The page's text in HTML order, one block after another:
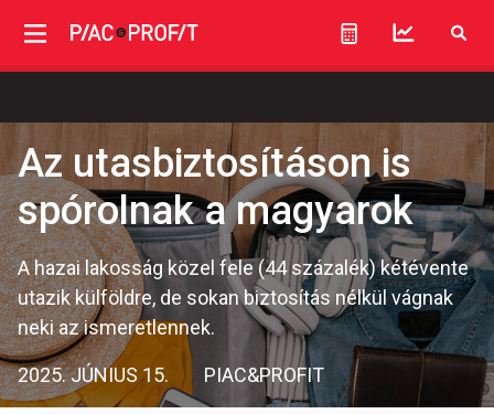
Az utasbiztosításon is
spórolnak a magyarok
A hazai lakosság közel fele (44 százalék) kétévente
utazik külföldre, de sokan biztosítás nélkül vágnak
neki az ismeretlennek.
2025. JÚNIUS 15. PIAC&PROFIT